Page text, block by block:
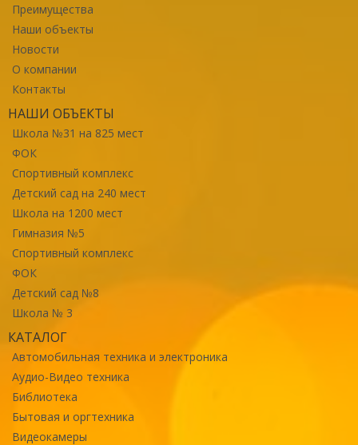
Преимущества
Наши объекты
Новости
О компании
Контакты
НАШИ ОБЪЕКТЫ
Школа №31 на 825 мест
ФОК
Спортивный комплекс
Детский сад на 240 мест
Школа на 1200 мест
Гимназия №5
Спортивный комплекс
ФОК
Детский сад №8
Школа № 3
КАТАЛОГ
Автомобильная техника и электроника
Аудио-Видео техника
Библиотека
Бытовая и оргтехника
Видеокамеры